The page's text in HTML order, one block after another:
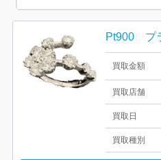
for:
買取金額
買取店舗
買取日
買取種別